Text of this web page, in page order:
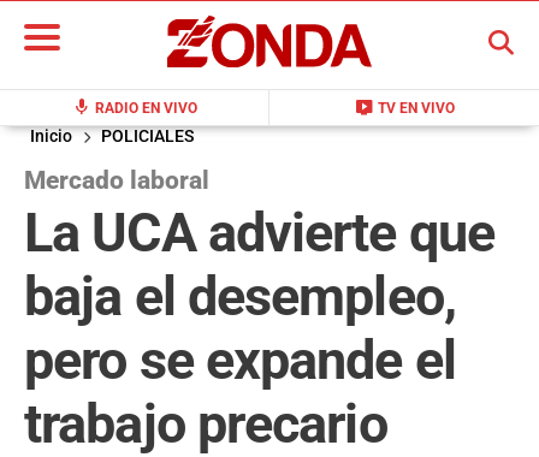
mic RADIO EN VIVO live_tv TV EN VIVO
BUSCAR
Inicio POLICIALES
Mercado laboral
La UCA advierte que
baja el desempleo,
pero se expande el
trabajo precario